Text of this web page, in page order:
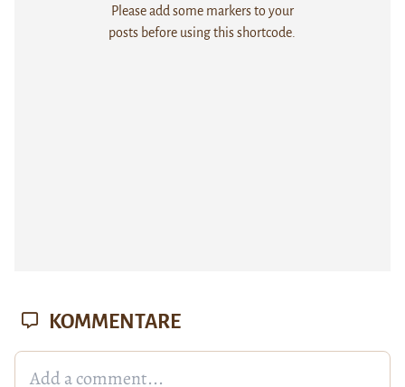
Please add some markers to your
posts before using this shortcode.
KOMMENTARE